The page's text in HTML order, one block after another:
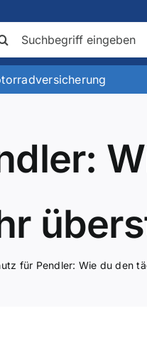
für Pendler: Wie du den